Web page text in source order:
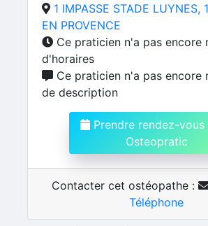
1 IMPASSE STADE LUYNES,
EN PROVENCE
Ce praticien n'a pas encore
d'horaires
Ce praticien n'a pas encore
de description
Prendre rendez-vous
Osteopratic
Contacter cet ostéopathe :
Téléphone